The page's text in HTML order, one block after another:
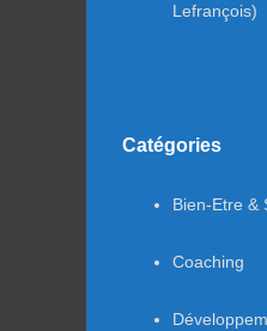
Lefrançois)
Catégories
Bien-Etre &
Coaching